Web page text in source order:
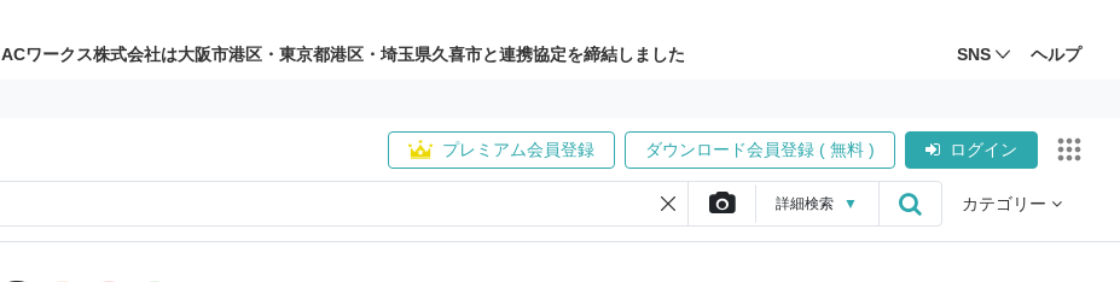
ACワークス株式会社は大阪市港区・東京都港区・埼玉県久喜市と連携協定を締結しました SNS ヘルプ
プレミアム会員登録 ダウンロード会員登録 ( 無料 ) ログイン
詳細検索 ▼ カテゴリー